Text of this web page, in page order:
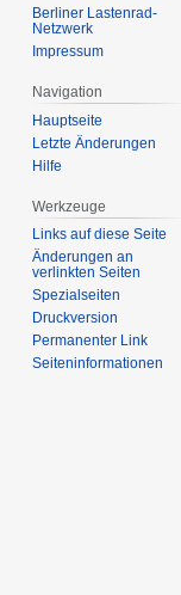
Berliner Lastenrad-
Netzwerk
Impressum
Navigation
Hauptseite
Letzte Änderungen
Hilfe
Werkzeuge
Links auf diese Seite
Änderungen an
verlinkten Seiten
Spezialseiten
Druckversion
Permanenter Link
Seiten­informationen